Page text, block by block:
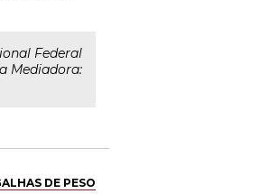
Federal
Mediadora:
DE PESO